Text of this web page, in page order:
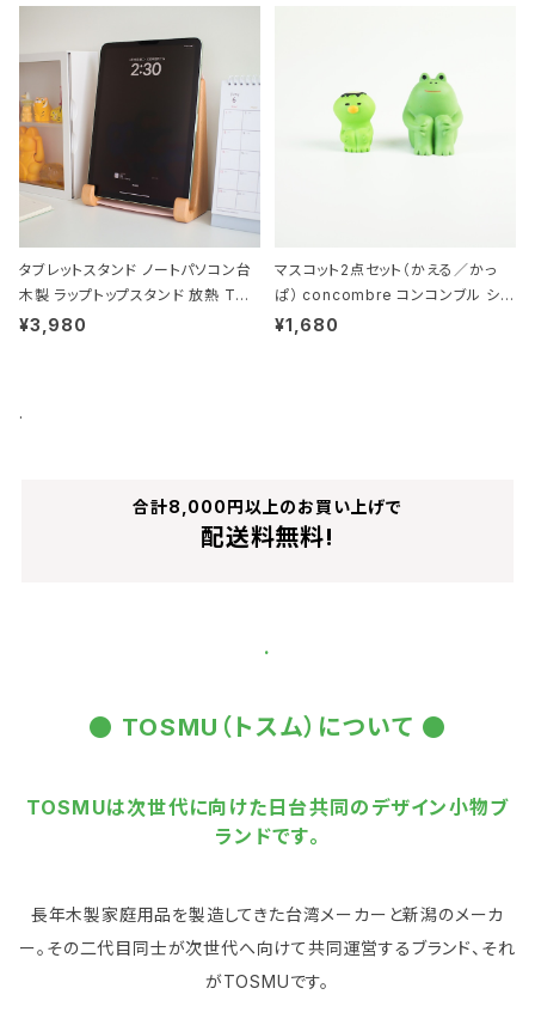
タブレットスタンド ノートパソコン台
木製 ラップトップスタンド 放熱 TOS
MU
¥3,980
マスコット2点セット（かえる／かっ
ぱ） concombre コンコンブル シリ
ーズ
¥1,680
.
合計8,000円以上のお買い上げで
配送料無料!
.
● TOSMU（トスム）について ●
TOSMUは次世代に向けた日台共同のデザイン小物ブ
ランドです。
長年木製家庭用品を製造してきた台湾メーカーと新潟のメーカ
ー。その二代目同士が次世代へ向けて共同運営するブランド、それ
がTOSMUです。